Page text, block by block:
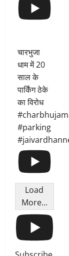
चारभुजा
धाम में 20
साल के
पार्किंग ठेके
का विरोध
#parking
Load
More...